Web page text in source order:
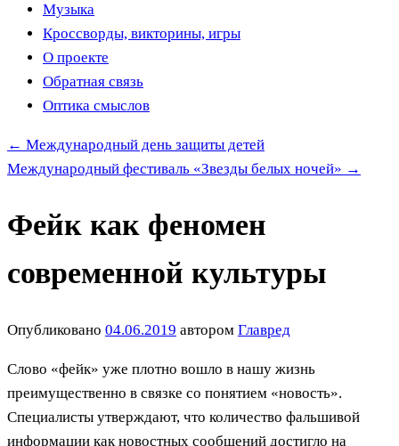
Музыка
Кроссворды, викторины, игры
О проекте
Обратная связь
Оптика смыслов
← Международный день защиты детей
Международный фестиваль «Звезды белых ночей» →
Фейк как феномен
современной культуры
Опубликовано 04.06.2019 автором Главред
Слово «фейк» уже плотно вошло в нашу жизнь
преимущественно в связке со понятием «новость».
Специалисты утверждают, что количество фальшивой
информации как новостных сообщений достигло на